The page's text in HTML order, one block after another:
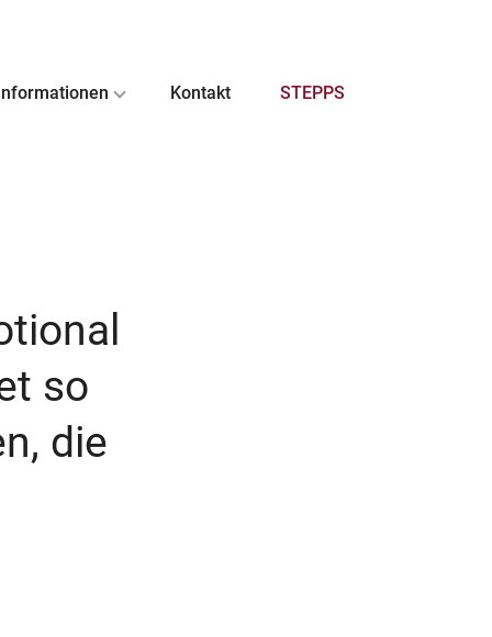
Kontakt STEPPS
so
die